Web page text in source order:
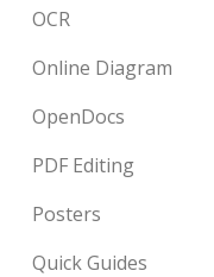
OCR
Online Diagram
OpenDocs
PDF Editing
Posters
Quick Guides